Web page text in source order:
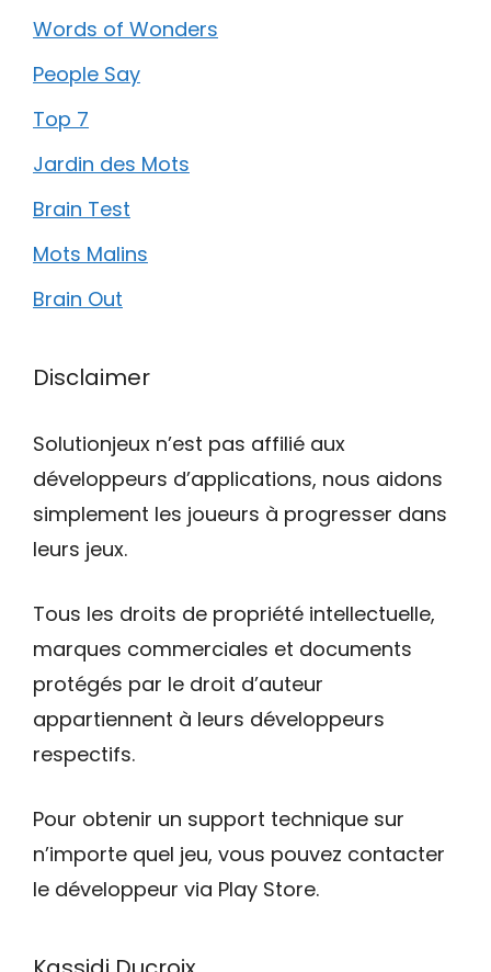
Words of Wonders
People Say
Top 7
Jardin des Mots
Brain Test
Mots Malins
Brain Out
Disclaimer
Solutionjeux n’est pas affilié aux
développeurs d’applications, nous aidons
simplement les joueurs à progresser dans
leurs jeux.
Tous les droits de propriété intellectuelle,
marques commerciales et documents
protégés par le droit d’auteur
appartiennent à leurs développeurs
respectifs.
Pour obtenir un support technique sur
n’importe quel jeu, vous pouvez contacter
le développeur via Play Store.